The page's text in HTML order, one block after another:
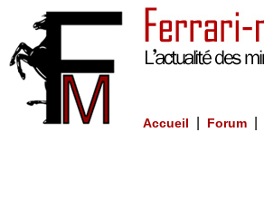
Accueil Forum